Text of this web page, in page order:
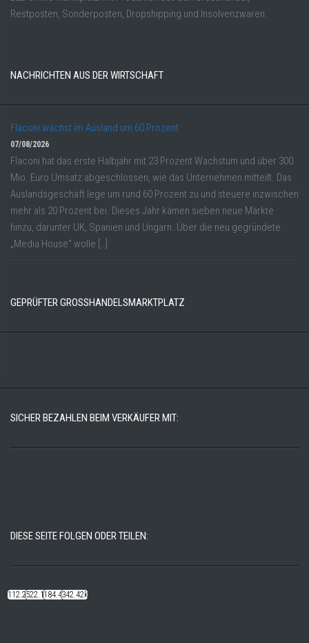
Restposten, Sonderposten, Dropshipping und Insolvenzwaren.
NACHRICHTEN AUS DER WIRTSCHAFT
Flaconi wächst im Ausland um 60 Prozent
07/08/2026
Flaconi hat das erste Halbjahr mit 23 Prozent Wachstum und über 300
Mio. Euro Umsatz abgeschlossen, wie das Unternehmen mitteilt. Das
Auslandsgeschäft lege um rund 60 Prozent zu und steuere inzwischen
mehr als 20 Prozent bei. Dieses Jahr kämen sieben neue Märkte
hinzu, darunter UK, Spanien und Ungarn. Über die neu gegründete
„Media House“ wolle […]
GEPRÜFTER GROSSHANDELSMARKTPLATZ
SICHER BEZAHLEN BEIM VERKÄUFER MIT:
DIESE SEITE FOLGEN ODER TEILEN:
112.22k522.14k184.48k342.42k